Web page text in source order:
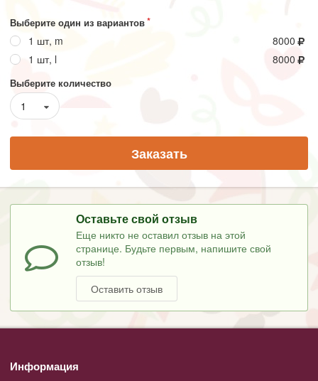
Выберите один из вариантов
1 шт, m
8000
1 шт, l
8000
Выберите количество
1
Заказать
Оставьте свой отзыв
Еще никто не оставил отзыв на этой
странице. Будьте первым, напишите свой
отзыв!
Оставить отзыв
Информация